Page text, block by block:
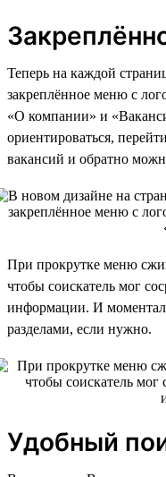
Теперь на каждой
закреплённое меню с
«О компании» и
ориентироваться,
вакансий и обратно
При прокрутке меню
чтобы соискатель мог
информации. И
разделами, если нужно.
Удобный